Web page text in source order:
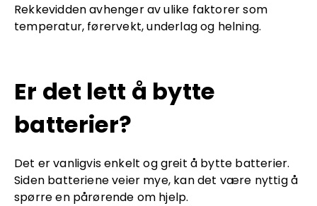
Rekkevidden avhenger av ulike faktorer som
temperatur, førervekt, underlag og helning.
Er det lett å bytte
batterier?
Det er vanligvis enkelt og greit å bytte batterier.
Siden batteriene veier mye, kan det være nyttig å
spørre en pårørende om hjelp.